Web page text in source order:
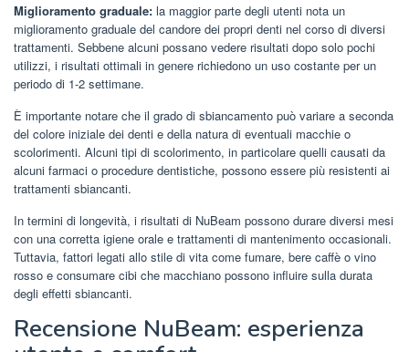
Miglioramento graduale: la maggior parte degli utenti nota un
miglioramento graduale del candore dei propri denti nel corso di diversi
trattamenti. Sebbene alcuni possano vedere risultati dopo solo pochi
utilizzi, i risultati ottimali in genere richiedono un uso costante per un
periodo di 1-2 settimane.
È importante notare che il grado di sbiancamento può variare a seconda
del colore iniziale dei denti e della natura di eventuali macchie o
scolorimenti. Alcuni tipi di scolorimento, in particolare quelli causati da
alcuni farmaci o procedure dentistiche, possono essere più resistenti ai
trattamenti sbiancanti.
In termini di longevità, i risultati di NuBeam possono durare diversi mesi
con una corretta igiene orale e trattamenti di mantenimento occasionali.
Tuttavia, fattori legati allo stile di vita come fumare, bere caffè o vino
rosso e consumare cibi che macchiano possono influire sulla durata
degli effetti sbiancanti.
Recensione NuBeam: esperienza